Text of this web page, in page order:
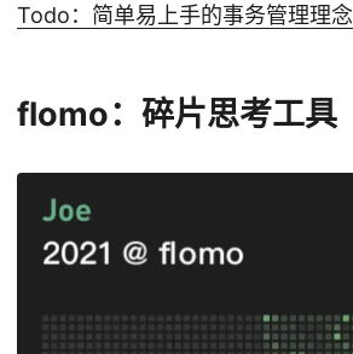
Todo：简单易上手的事务管理理念
flomo：碎片思考工具